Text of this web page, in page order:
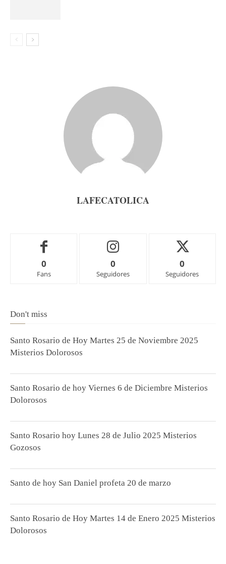
LAFECATOLICA
0
Fans
0
Seguidores
0
Seguidores
Don't miss
Santo Rosario de Hoy Martes 25 de Noviembre 2025
Misterios Dolorosos
Santo Rosario de hoy Viernes 6 de Diciembre Misterios
Dolorosos
Santo Rosario hoy Lunes 28 de Julio 2025 Misterios
Gozosos
Santo de hoy San Daniel profeta 20 de marzo
Santo Rosario de Hoy Martes 14 de Enero 2025 Misterios
Dolorosos